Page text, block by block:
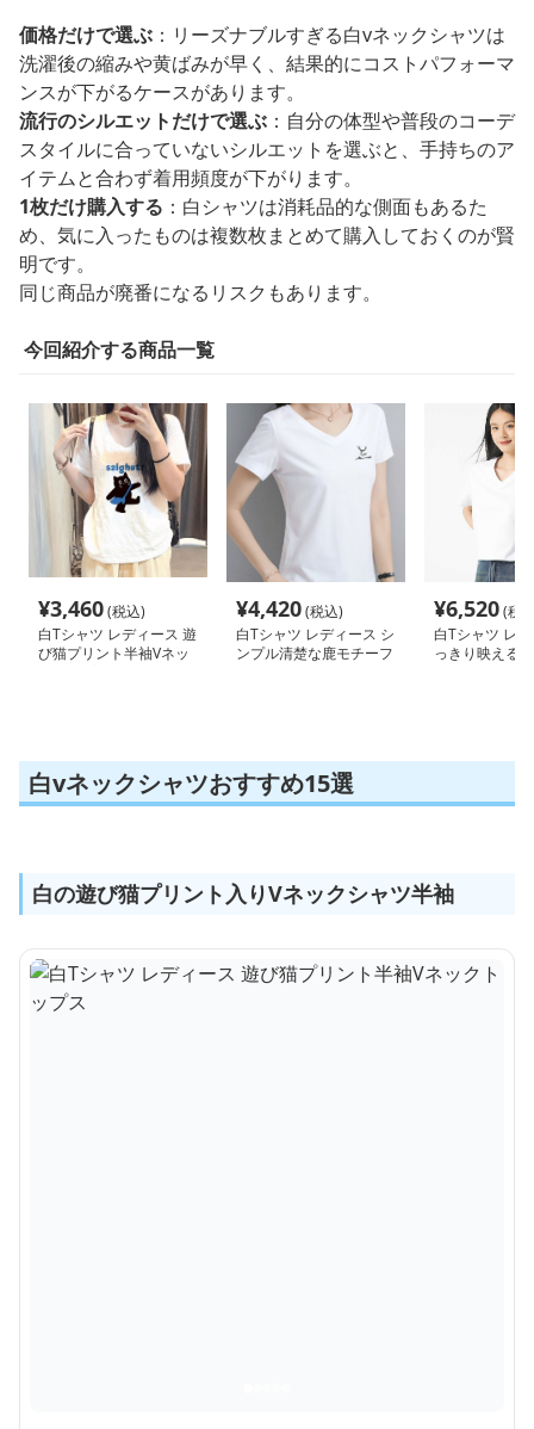
価格だけで選ぶ ：リーズナブルすぎる白vネックシャツは
洗濯後の縮みや黄ばみが早く、結果的にコストパフォーマ
ンスが下がるケースがあります。
流行のシルエットだけで選ぶ ：自分の体型や普段のコーデ
スタイルに合っていないシルエットを選ぶと、手持ちのア
イテムと合わず着用頻度が下がります。
1枚だけ購入する ：白シャツは消耗品的な側面もあるた
め、気に入ったものは複数枚まとめて購入しておくのが賢
明です。
同じ商品が廃番になるリスクもあります。
今回紹介する商品一覧
¥3,460(税込)
白Tシャツ レディース 遊
び猫プリント半袖Vネッ
¥4,420(税込)
白Tシャツ レディース シ
ンプル清楚な鹿モチーフ
¥6,520(税
白Tシャツ レ
っきり映える
白vネックシャツおすすめ15選
白の遊び猫プリント入りVネックシャツ半袖